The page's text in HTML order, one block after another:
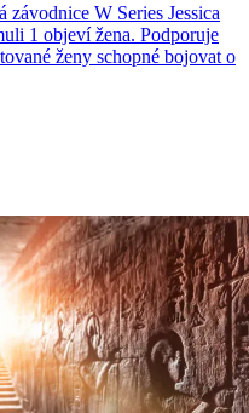
W Series Jessica
1 objeví žena. Podporuje
ženy schopné bojovat o